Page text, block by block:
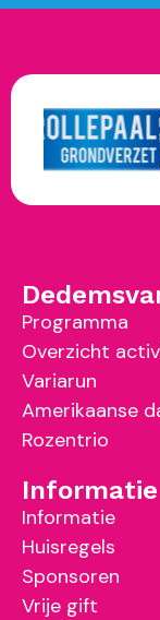
Programma
Overzicht
Variarun
Amerikaanse
Rozentrio
Informatie
Informatie
Huisregels
Sponsoren
Vrije gift